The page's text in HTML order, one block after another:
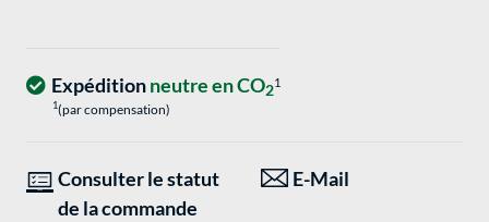
Expéditionneutre en CO21
1(par compensation)
Consulter le statut
de la commande
E-Mail